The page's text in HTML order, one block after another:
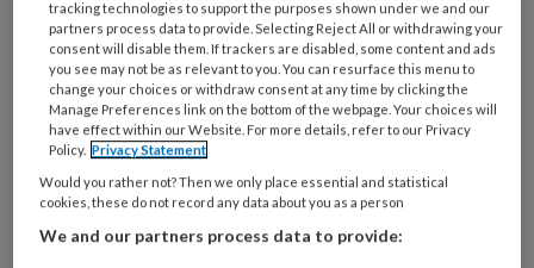
ouderen. Met (S)pionieren wordt een duurzame
werkwijze ontwikkeld om kunstdocenten op te
leiden voor deze doelgroep en om drempels voor
deelname door ouderen weg te nemen. In
Denkbeeld is er aandacht voor de kunstprojecten
die vanuit (S)pionieren worden ontwikkeld. Deze
keer: fotografie.
tracking technologies to support the purposes shown under we and our
partners process data to provide. Selecting Reject All or withdrawing your
consent will disable them. If trackers are disabled, some content and ads
you see may not be as relevant to you. You can resurface this menu to
change your choices or withdraw consent at any time by clicking the
Manage Preferences link on the bottom of the webpage. Your choices will
have effect within our Website. For more details, refer to our Privacy
Policy. Privacy Statement
Would you rather not? Then we only place essential and statistical
cookies, these do not record any data about you as a person
We and our partners process data to provide: